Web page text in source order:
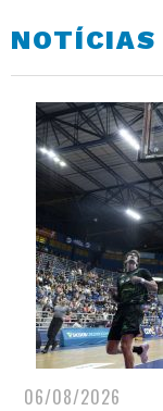
NOTÍCIAS
06/08/2026